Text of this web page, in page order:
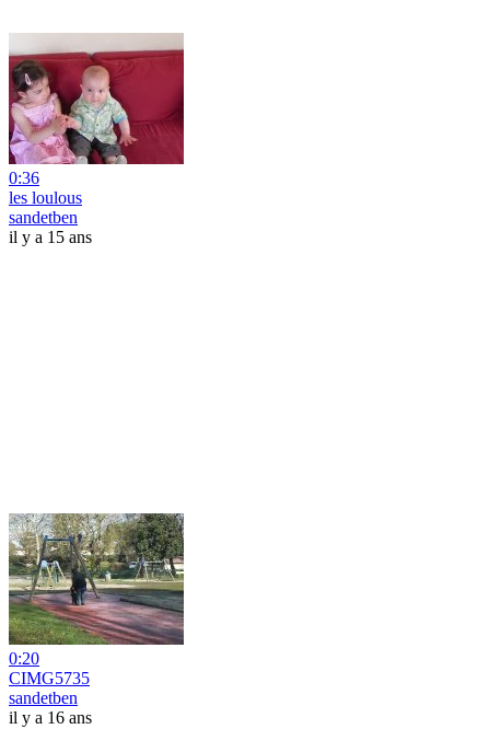
0:36
les loulous
sandetben
il y a 15 ans
0:20
CIMG5735
sandetben
il y a 16 ans